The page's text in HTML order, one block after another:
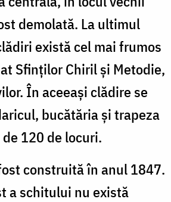
demolată. La ultimul
există cel mai frumos
Sfinților Chiril şi Metodie,
În aceeaşi clădire se
bucătăria și trapeza
120 de locuri.
construită în anul 1847.
a schitului nu există